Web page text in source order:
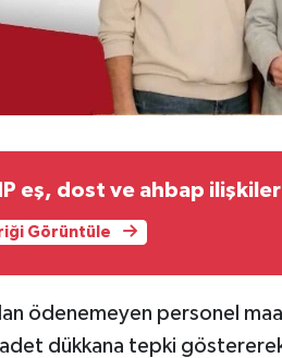
eş, dost ve ahbap
Görüntüle
ödenemeyen personel
dükkana tepki